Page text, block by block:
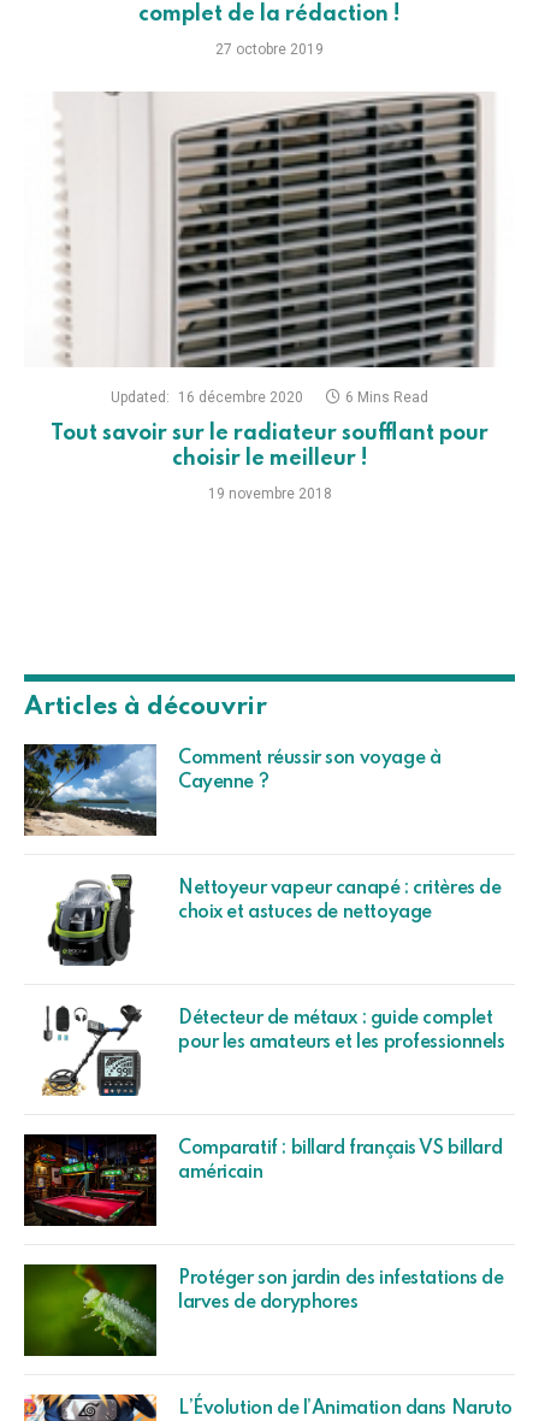
complet de la rédaction !
27 octobre 2019
Updated: 16 décembre 2020 6 Mins Read
Tout savoir sur le radiateur soufflant pour
choisir le meilleur !
19 novembre 2018
Articles à découvrir
Comment réussir son voyage à
Cayenne ?
Nettoyeur vapeur canapé : critères de
choix et astuces de nettoyage
Détecteur de métaux : guide complet
pour les amateurs et les professionnels
Comparatif : billard français VS billard
américain
Protéger son jardin des infestations de
larves de doryphores
L’Évolution de l’Animation dans Naruto